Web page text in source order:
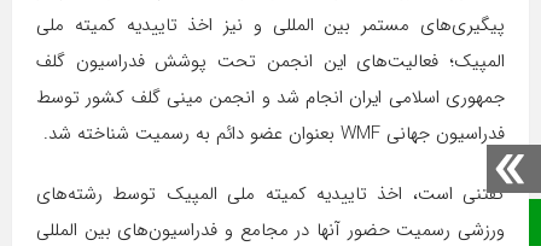
صفحه نخست
پیگیری‌های مستمر بین المللی و‌ نیز اخذ تاییدیه کمیته ملی
المپیک؛ فعالیت‌های این انجمن تحت پوشش فدراسیون گلف
جمهوری اسلامی ایران انجام شد و انجمن مینی گلف کشور توسط
فدراسیون جهانی WMF بعنوان عضو دائم به رسمیت شناخته شد.
گفتنی است، اخذ تاییدیه کمیته ملی المپیک توسط رشته‌های
ورزشی رسمیت حضور آنها در مجامع و فدراسیون‌های بین المللی